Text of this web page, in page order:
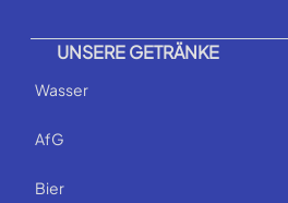
UNSERE GETRÄNKE
Wasser
AfG
Bier